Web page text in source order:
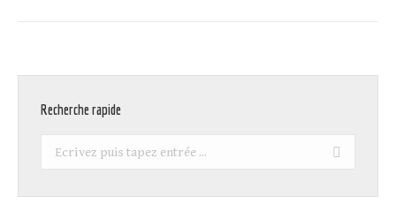
Recherche rapide
Recherche